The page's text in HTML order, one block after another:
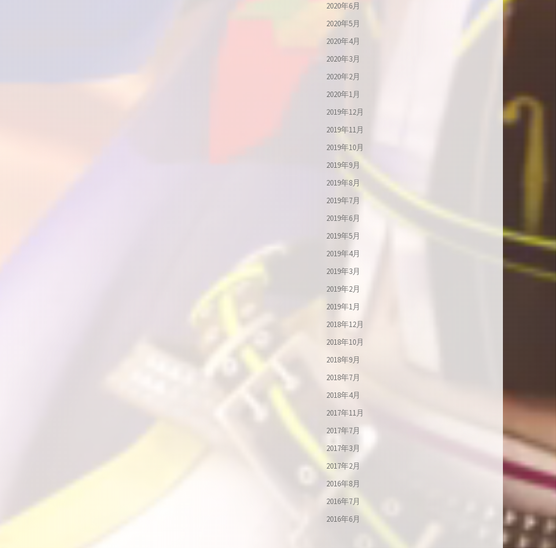
2020年6月
2020年5月
2020年4月
2020年3月
2020年2月
2020年1月
2019年12月
2019年11月
2019年10月
2019年9月
2019年8月
2019年7月
2019年6月
2019年5月
2019年4月
2019年3月
2019年2月
2019年1月
2018年12月
2018年10月
2018年9月
2018年7月
2018年4月
2017年11月
2017年7月
2017年3月
2017年2月
2016年8月
2016年7月
2016年6月